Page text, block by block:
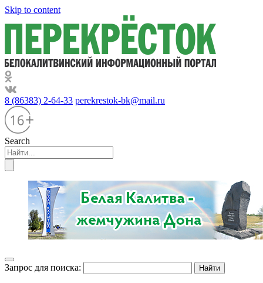
Skip to content
8 (86383) 2-64-33 perekrestok-bk@mail.ru
Search
Запрос для поиска: